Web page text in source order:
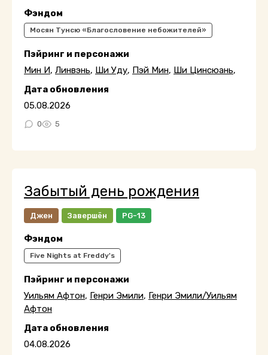
Фэндом
Мосян Тунсю «Благословение небожителей»
Пэйринг и персонажи
Мин И, Линвэнь, Ши Уду, Пэй Мин, Ши Цинсюань,
Дата обновления
05.08.2026
0 5
Забытый день рождения
Джен Завершён PG-13
Фэндом
Five Nights at Freddy's
Пэйринг и персонажи
Уильям Афтон, Генри Эмили, Генри Эмили/Уильям
Афтон
Дата обновления
04.08.2026